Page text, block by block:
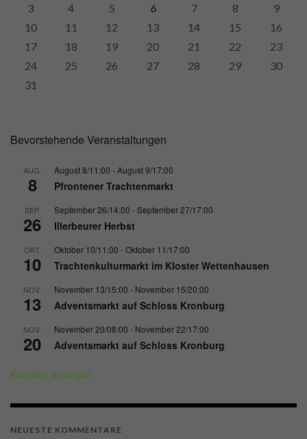
3
4 5 6 7 8
9
10
11 12 13 14 15
16
17
18 19 20 21 22
23
24
25 26 27 28 29
30
31
Bevorstehende Veranstaltungen
AUG.
8
August 8/11:00 -August 9/17:00
Pfrontener Trachtenmarkt
SEP.
26
September 26/14:00 -September 27/17:00
Illerbeurer Herbst
OKT.
10
Oktober 10/11:00 -Oktober 11/17:00
Trachtenkulturmarkt im Kloster Wettenhausen
NOV.
13
November 13/15:00 - November 15/20:00
Adventsmarkt auf Schloss Kronburg
NOV.
20
November 20/08:00 - November 22/17:00
Adventsmarkt auf Schloss Kronburg
Kalender anzeigen
NEUESTE KOMMENTARE